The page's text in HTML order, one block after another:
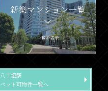
新築マンション一覧
一覧を表示
八丁堀駅
ペット可物件一覧へ